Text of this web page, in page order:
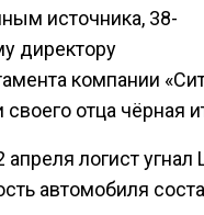
источника, 38-
директору
компании
своего отца чёрная
логист угнал
автомобиля